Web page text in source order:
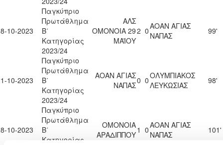
10-2023
Παγκύπριο
Πρωτάθλημα
Β΄
Κατηγορίας
2023/24
ΑΛΣ
ΟΜΟΝΟΙΑ 29
ΜΑΪΟΥ
2 0ΑΟΑΝ ΑΓΙΑΣ
ΝΑΠΑΣ
99'
10-2023
Παγκύπριο
Πρωτάθλημα
Β΄
Κατηγορίας
2023/24
ΑΟΑΝ ΑΓΙΑΣ
ΝΑΠΑΣ0 0ΟΛΥΜΠΙΑΚΟΣ
ΛΕΥΚΩΣΙΑΣ
98'
10-2023
Παγκύπριο
Πρωτάθλημα
Β΄
Κατηγορίας
ΟΜΟΝΟΙΑ
ΑΡΑΔΙΠΠΟΥ1 0ΑΟΑΝ ΑΓΙΑΣ
ΝΑΠΑΣ
101'